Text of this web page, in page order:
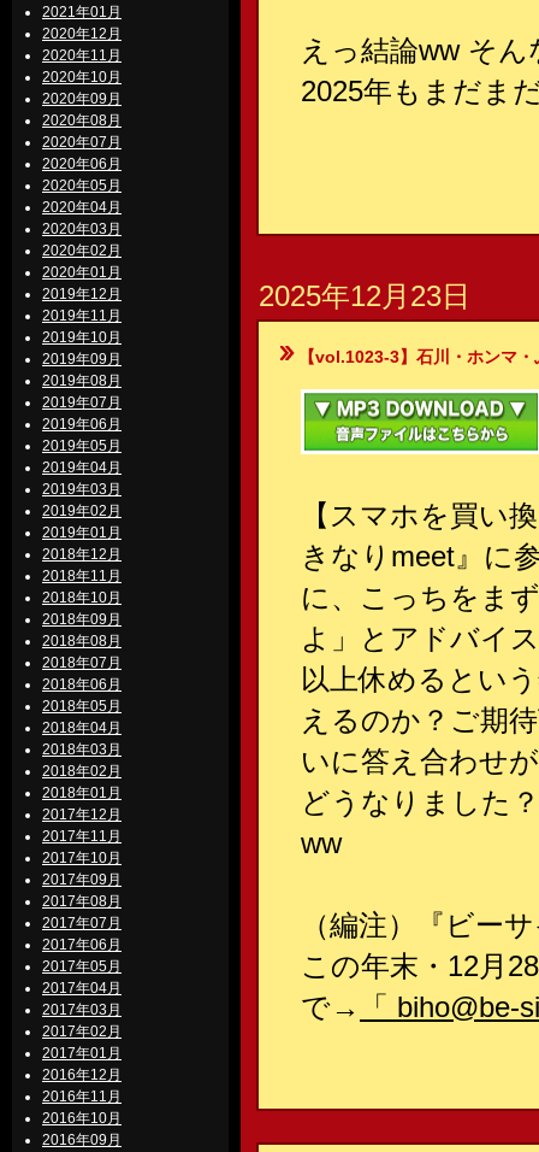
2021年01月
2020年12月
2020年11月
2020年10月
2020年09月
2020年08月
2020年07月
2020年06月
2020年05月
2020年04月
2020年03月
2020年02月
2020年01月
2019年12月
2019年11月
2019年10月
2019年09月
2019年08月
2019年07月
2019年06月
2019年05月
2019年04月
2019年03月
2019年02月
2019年01月
2018年12月
2018年11月
2018年10月
2018年09月
2018年08月
2018年07月
2018年06月
2018年05月
2018年04月
2018年03月
2018年02月
2018年01月
2017年12月
2017年11月
2017年10月
2017年09月
2017年08月
2017年07月
2017年06月
2017年05月
2017年04月
2017年03月
2017年02月
2017年01月
2016年12月
2016年11月
2016年10月
2016年09月
えっ結論ww そ
2025年もまだま
2025年12月23日
【vol.1023-3】石川・ホンマ・
【スマホを買い
きなりmeet』に
に、こっちをま
よ」とアドバイ
以上休めるとい
えるのか？ご期
いに答え合わせ
どうなりました
ww
（編注）『ビー
この年末・12月
で→
「 biho@be-